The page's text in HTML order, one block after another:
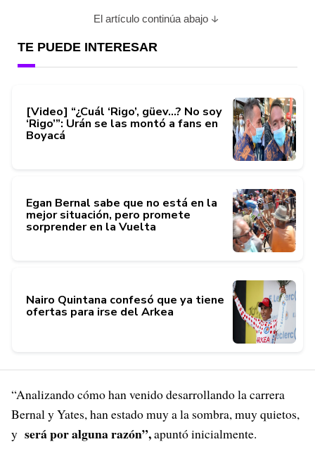
El artículo continúa abajo
TE PUEDE INTERESAR
[Video] “¿Cuál ‘Rigo’, güev…? No soy
‘Rigo’”: Urán se las montó a fans en
Boyacá
Egan Bernal sabe que no está en la
mejor situación, pero promete
sorprender en la Vuelta
Nairo Quintana confesó que ya tiene
ofertas para irse del Arkea
“Analizando cómo han venido desarrollando la carrera
Bernal y Yates, han estado muy a la sombra, muy quietos,
y será por alguna razón”,apuntó inicialmente.